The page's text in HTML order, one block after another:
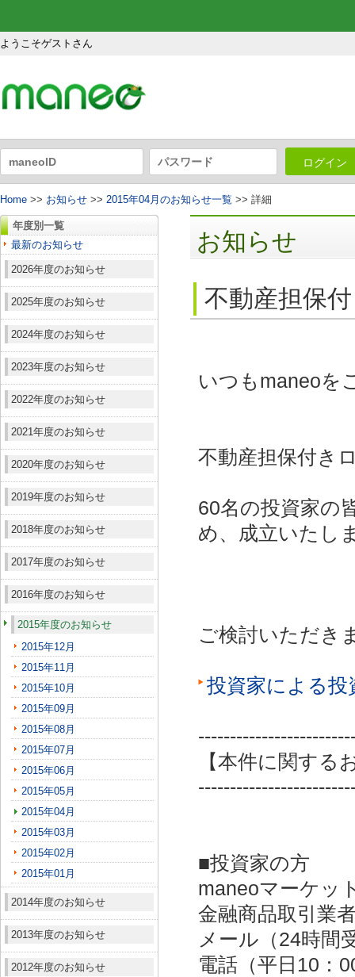
ようこそゲストさん
ログイン
Home >> お知らせ >> 2015年04月のお知らせ一覧 >> 詳細
年度別一覧
最新のお知らせ
2026年度のお知らせ
2025年度のお知らせ
2024年度のお知らせ
2023年度のお知らせ
2022年度のお知らせ
2021年度のお知らせ
2020年度のお知らせ
2019年度のお知らせ
2018年度のお知らせ
2017年度のお知らせ
2016年度のお知らせ
2015年度のお知らせ
2015年12月
2015年11月
2015年10月
2015年09月
2015年08月
2015年07月
2015年06月
2015年05月
2015年04月
2015年03月
2015年02月
2015年01月
2014年度のお知らせ
2013年度のお知らせ
2012年度のお知らせ
お知らせ
不動産担保
いつもmaneoを
不動産担保付き
60名の投資家の
め、成立いたし
ご検討いただき
投資家による
【本件に関する
■投資家の方
maneoマーケッ
金融商品取引業
メール（24時間
電話（平日10：